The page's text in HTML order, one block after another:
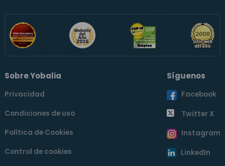
Sobre Yobalia
Privacidad
Condiciones de uso
Política de Cookies
Control de cookies
Síguenos
Facebook
Twitter X
Instagram
LinkedIn